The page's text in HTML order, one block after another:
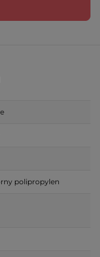
polipropylen